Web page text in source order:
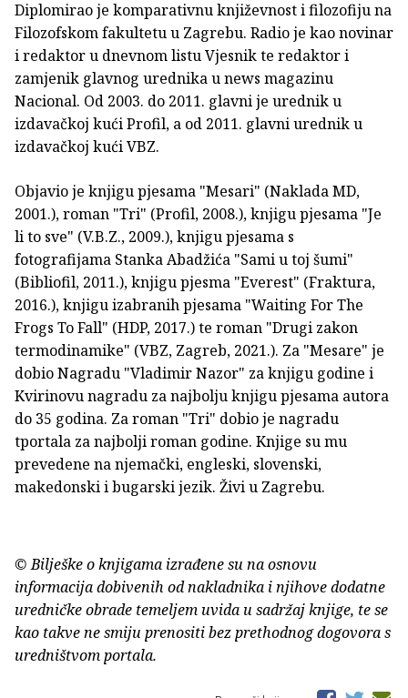
Diplomirao je komparativnu književnost i filozofiju na
Filozofskom fakultetu u Zagrebu. Radio je kao novinar
i redaktor u dnevnom listu Vjesnik te redaktor i
zamjenik glavnog urednika u news magazinu
Nacional. Od 2003. do 2011. glavni je urednik u
izdavačkoj kući Profil, a od 2011. glavni urednik u
izdavačkoj kući VBZ.
Objavio je knjigu pjesama "Mesari" (Naklada MD,
2001.), roman "Tri" (Profil, 2008.), knjigu pjesama "Je
li to sve" (V.B.Z., 2009.), knjigu pjesama s
fotografijama Stanka Abadžića "Sami u toj šumi"
(Bibliofil, 2011.), knjigu pjesma "Everest" (Fraktura,
2016.), knjigu izabranih pjesama "Waiting For The
Frogs To Fall" (HDP, 2017.) te roman "Drugi zakon
termodinamike" (VBZ, Zagreb, 2021.). Za "Mesare" je
dobio Nagradu "Vladimir Nazor" za knjigu godine i
Kvirinovu nagradu za najbolju knjigu pjesama autora
do 35 godina. Za roman "Tri" dobio je nagradu
tportala za najbolji roman godine. Knjige su mu
prevedene na njemački, engleski, slovenski,
makedonski i bugarski jezik. Živi u Zagrebu.
© Bilješke o knjigama izrađene su na osnovu
informacija dobivenih od nakladnika i njihove dodatne
uredničke obrade temeljem uvida u sadržaj knjige, te se
kao takve ne smiju prenositi bez prethodnog dogovora s
uredništvom portala.